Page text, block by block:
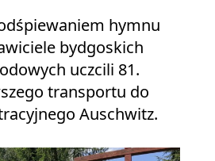
hymnu
bydgoskich
uczcili 81.
transportu do
Auschwitz.